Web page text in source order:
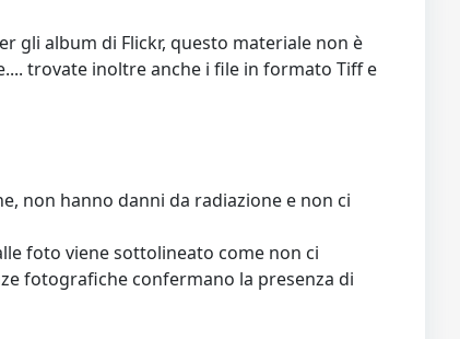
gli album di Flickr, questo materiale non è
trovate inoltre anche i file in formato Tiff e
non hanno danni da radiazione e non ci
foto viene sottolineato come non ci
fotografiche confermano la presenza di